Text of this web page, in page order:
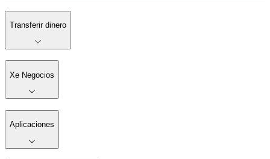
Transferir dinero
Xe Negocios
Aplicaciones